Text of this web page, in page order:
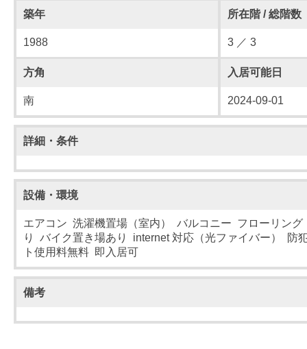
築年 所在階 / 総階数
1988 3 ／ 3
方角 入居可能日
南 2024-09-01
詳細・条件
設備・環境
エアコン 洗濯機置場（室内） バルコニー フローリン
り バイク置き場あり internet 対応（光ファイバー） 防
ト使用料無料 即入居可
備考